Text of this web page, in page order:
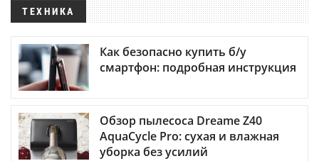
ТЕХНИКА
Как безопасно купить б/у
смартфон: подробная инструкция
Обзор пылесоса Dreame Z40
AquaCycle Pro: сухая и влажная
уборка без усилий